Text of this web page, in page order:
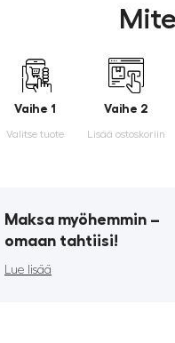
Vaihe 1
Valitse tuote
Vaihe 2
Lisää ostoskoriin
Maksa myöhemmin ­–
omaan tahtiisi!
Lue lisää